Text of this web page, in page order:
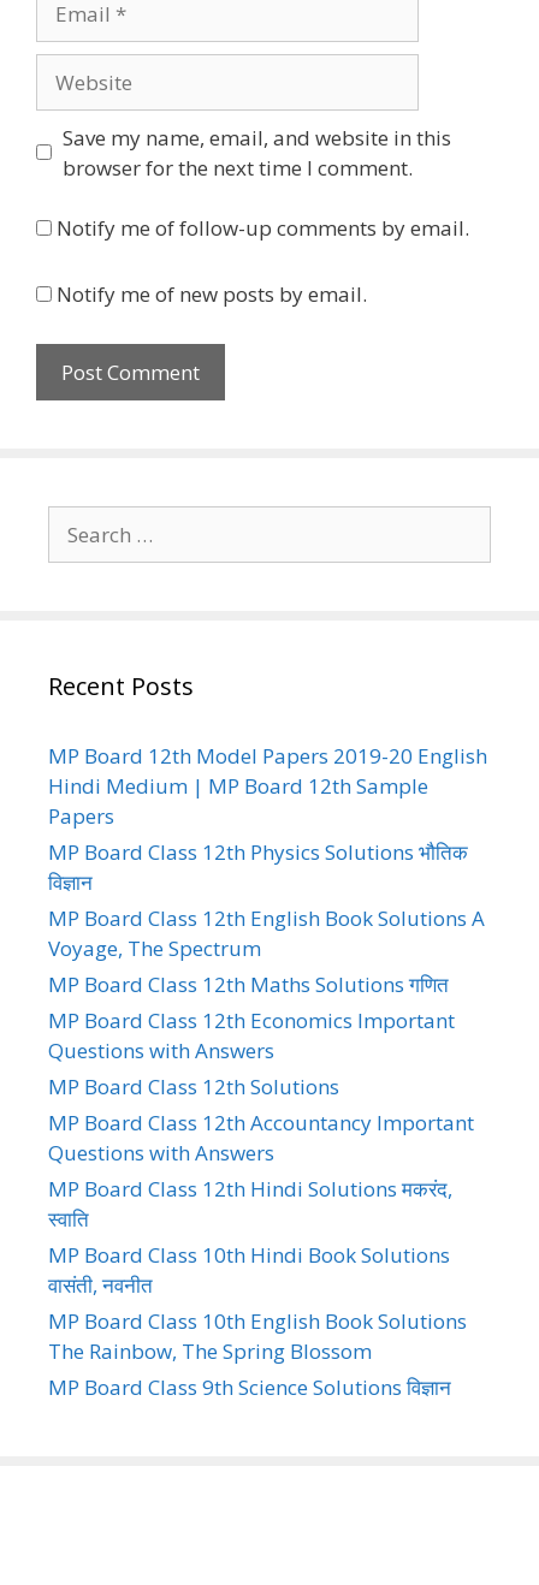
Save my name, email, and website in this
browser for the next time I comment.
Notify me of follow-up comments by email.
Notify me of new posts by email.
for:
Recent Posts
MP Board 12th Model Papers 2019-20 English
Hindi Medium | MP Board 12th Sample
Papers
MP Board Class 12th Physics Solutions भौतिक
विज्ञान
MP Board Class 12th English Book Solutions A
Voyage, The Spectrum
MP Board Class 12th Maths Solutions गणित
MP Board Class 12th Economics Important
Questions with Answers
MP Board Class 12th Solutions
MP Board Class 12th Accountancy Important
Questions with Answers
MP Board Class 12th Hindi Solutions मकरंद,
स्वाति
MP Board Class 10th Hindi Book Solutions
वासंती, नवनीत
MP Board Class 10th English Book Solutions
The Rainbow, The Spring Blossom
MP Board Class 9th Science Solutions विज्ञान